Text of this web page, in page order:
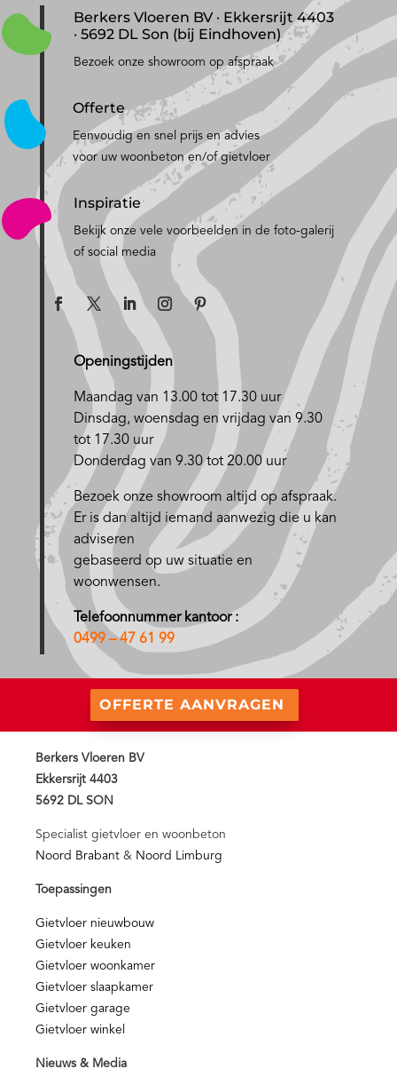
Berkers Vloeren BV · Ekkersrijt 4403
· 5692 DL Son (bij Eindhoven)
Bezoek onze showroom op afspraak
Offerte
Eenvoudig en snel prijs en advies
voor uw woonbeton en/of gietvloer
Inspiratie
Bekijk onze vele voorbeelden in de foto-galerij
of social media
Openingstijden
Maandag van 13.00 tot 17.30 uur
Dinsdag, woensdag en vrijdag van 9.30
tot 17.30 uur
Donderdag van 9.30 tot 20.00 uur
Bezoek onze showroom altijd op afspraak.
Er is dan altijd iemand aanwezig die u kan
adviseren
gebaseerd op uw situatie en
woonwensen.
Telefoonnummer kantoor :
0499 – 47 61 99
OFFERTE AANVRAGEN
Berkers Vloeren BV
Ekkersrijt 4403
5692 DL SON
Specialist gietvloer en woonbeton
Noord Brabant & Noord Limburg
Toepassingen
Gietvloer nieuwbouw
Gietvloer keuken
Gietvloer woonkamer
Gietvloer slaapkamer
Gietvloer garage
Gietvloer winkel
Nieuws & Media